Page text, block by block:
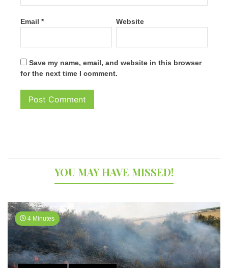
Email * Website
Save my name, email, and website in this browser
for the next time I comment.
YOU MAY HAVE MISSED!
4 Minutes